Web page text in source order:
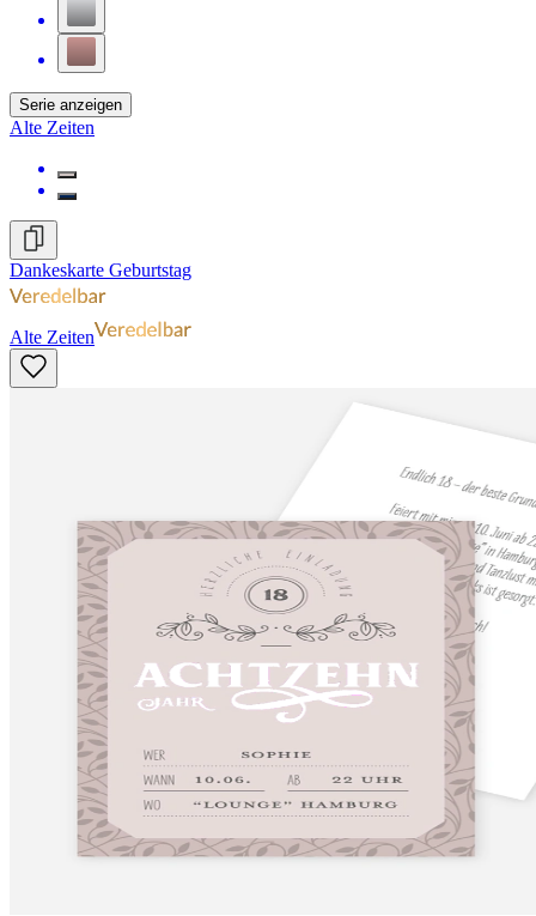
Serie anzeigen
Alte Zeiten
Dankeskarte Geburtstag
Alte Zeiten